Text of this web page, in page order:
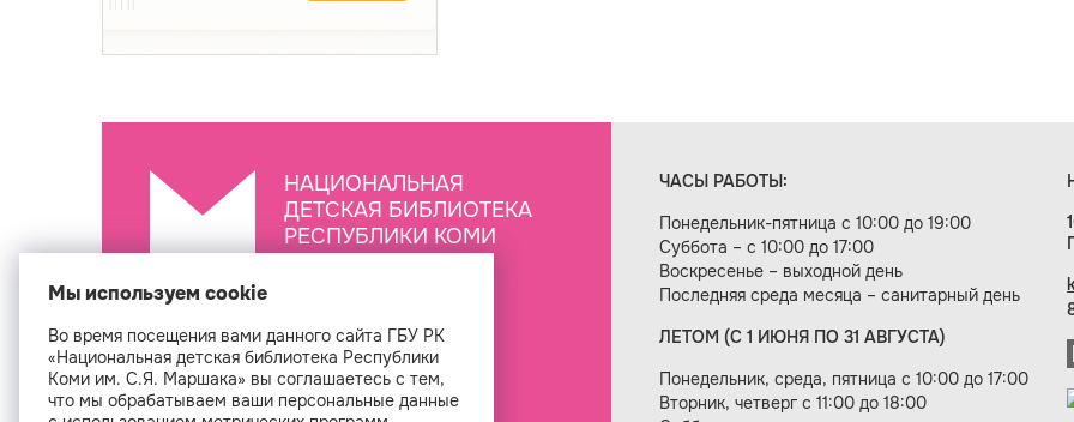
НАЦИОНАЛЬНАЯ
ДЕТСКАЯ БИБЛИОТЕКА
РЕСПУБЛИКИ КОМИ
ЧАСЫ РАБОТЫ:
Понедельник-пятница с 10:00 до 19:00
Суббота – с 10:00 до 17:00
Воскресенье – выходной день
Последняя среда месяца – санитарный день
ЛЕТОМ (С 1 ИЮНЯ ПО 31 АВГУСТА)
Понедельник, среда, пятница с 10:00 до 17:00
Вторник, четверг с 11:00 до 18:00
Создание сайта — веб-студия «Цифровой век»
Мы используем cookie
Во время посещения вами данного сайта ГБУ РК
«Национальная детская библиотека Республики
Коми им. С.Я. Маршака» вы соглашаетесь с тем,
что мы обрабатываем ваши персональные данные